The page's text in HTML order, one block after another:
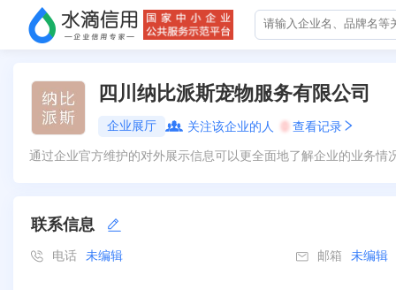
四川纳比派斯宠物服务有限公司
企业展厅 关注该企业的人 0 查看记录
通过企业官方维护的对外展示信息可以更全面地了解企业的业务
联系信息
电话 未编辑 邮箱 未编辑